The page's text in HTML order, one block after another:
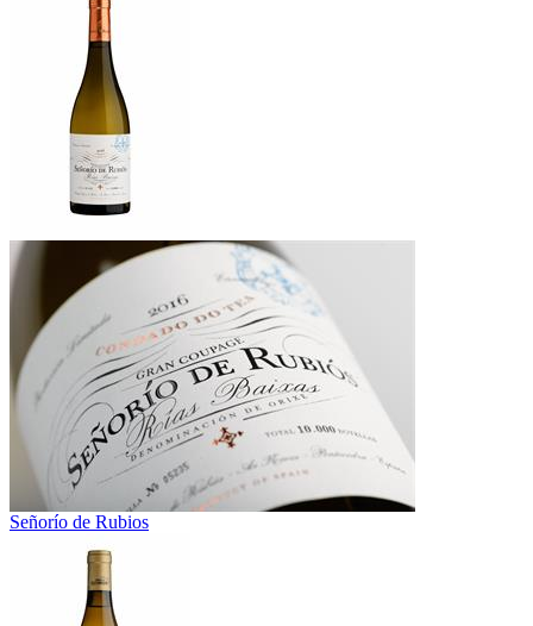
Señorío de Rubios